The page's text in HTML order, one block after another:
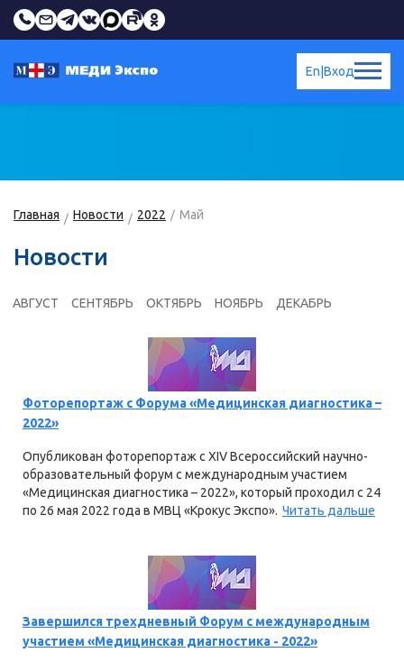
Вход
En
Главная Новости 2022 Май
Новости
АВГУСТ СЕНТЯБРЬ ОКТЯБРЬ НОЯБРЬ ДЕКАБРЬ
Фоторепортаж с Форума «Медицинская диагностика –
2022»
Опубликован фоторепортаж с XIV Всероссийский научно-
образовательный форум с международным участием
«Медицинская диагностика – 2022», который проходил с 24
по 26 мая 2022 года в МВЦ «Крокус Экспо». Читать дальше
Завершился трехдневный Форум с международным
участием «Медицинская диагностика - 2022»